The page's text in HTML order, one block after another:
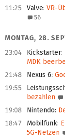
11:25 Valve: VR-
56
MONTAG, 28.
23:04
Kickstarter:
MDK
21:48 Nexus 6:
19:55
bezahlen
19:08 Nintendo:
18:47 Mobilfunk:
5G-Netzen